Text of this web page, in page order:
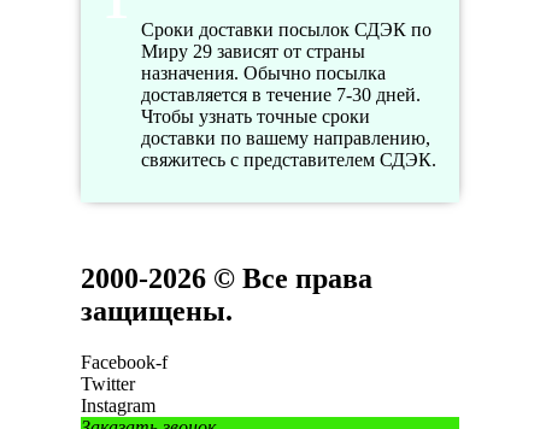
Сроки доставки посылок СДЭК по
Миру 29 зависят от страны
назначения. Обычно посылка
доставляется в течение 7-30 дней.
Чтобы узнать точные сроки
доставки по вашему направлению,
свяжитесь с представителем СДЭК.
2000-2026 © Все права
защищены.
Facebook-f
Twitter
Instagram